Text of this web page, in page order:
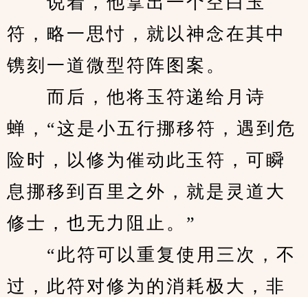
符，略一思忖，就以神念在其中
镌刻一道微型符阵图案。
而后，他将玉符递给月诗
蝉，“这是小五行挪移符，遇到危
险时，以修为催动此玉符，可瞬
息挪移到百里之外，就是灵道大
修士，也无力阻止。”
“此符可以重复使用三次，不
过，此符对修为的消耗极大，非